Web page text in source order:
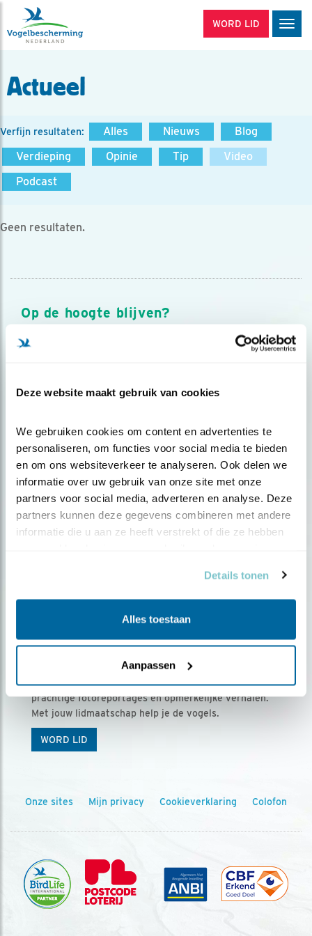
Deze website maakt gebruik van cookies
We gebruiken cookies om content en advertenties te
personaliseren, om functies voor social media te bieden
en om ons websiteverkeer te analyseren. Ook delen we
informatie over uw gebruik van onze site met onze
partners voor social media, adverteren en analyse. Deze
partners kunnen deze gegevens combineren met andere
informatie die u aan ze heeft verstrekt of die ze hebben
Details tonen
Alles toestaan
Aanpassen
WORD LID
Actueel
Verfijn resultaten: Alles Nieuws
Blog
Verdieping
Opinie Tip
Video
Podcast
Geen resultaten.
Op de hoogte blijven?
Meld je aan en ontvang nieuws, inspiratie, acties en tips
over vogels en activiteiten van Vogelbescherming.
Ontvang 5 x Vogels voor € 36,00 per jaar
Vogels is het tijdschrift voor onze leden, met
prachtige fotoreportages en opmerkelijke verhalen.
Met jouw lidmaatschap help je de vogels.
WORD LID
Onze sites Mijn privacy Cookieverklaring Colofon